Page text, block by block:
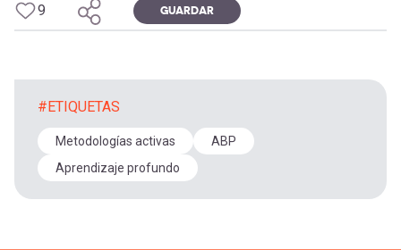
9 GUARDAR
#ETIQUETAS
Metodologías activas
ABP
Aprendizaje profundo